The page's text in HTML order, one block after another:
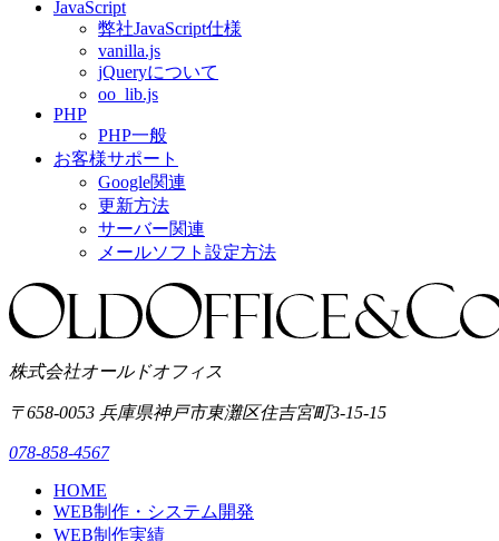
JavaScript
弊社JavaScript仕様
vanilla.js
jQueryについて
oo_lib.js
PHP
PHP一般
お客様サポート
Google関連
更新方法
サーバー関連
メールソフト設定方法
株式会社オールドオフィス
〒658-0053 兵庫県神戸市東灘区住吉宮町3-15-15
078-858-4567
HOME
WEB制作・システム開発
WEB制作実績